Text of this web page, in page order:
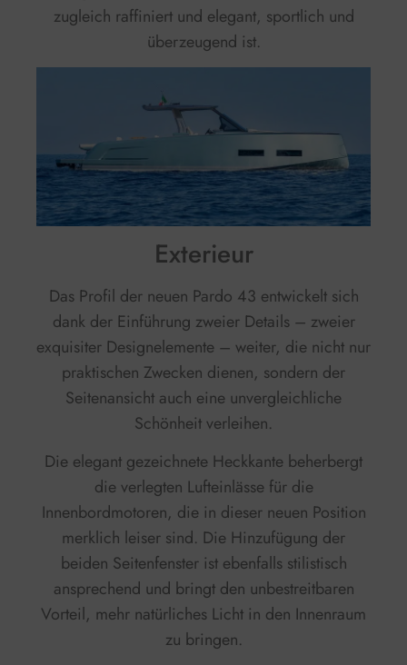
zugleich raffiniert und elegant, sportlich und
überzeugend ist.
Exterieur
Das Profil der neuen Pardo 43 entwickelt sich
dank der Einführung zweier Details – zweier
exquisiter Designelemente – weiter, die nicht nur
praktischen Zwecken dienen, sondern der
Seitenansicht auch eine unvergleichliche
Schönheit verleihen.
Die elegant gezeichnete Heckkante beherbergt
die verlegten Lufteinlässe für die
Innenbordmotoren, die in dieser neuen Position
merklich leiser sind. Die Hinzufügung der
beiden Seitenfenster ist ebenfalls stilistisch
ansprechend und bringt den unbestreitbaren
Vorteil, mehr natürliches Licht in den Innenraum
zu bringen.